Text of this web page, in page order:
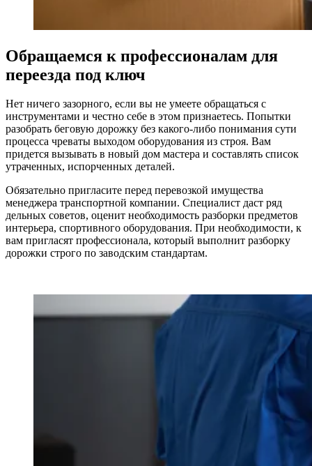
Обращаемся к профессионалам для
переезда под ключ
Нет ничего зазорного, если вы не умеете обращаться с
инструментами и честно себе в этом признаетесь. Попытки
разобрать беговую дорожку без какого-либо понимания сути
процесса чреваты выходом оборудования из строя. Вам
придется вызывать в новый дом мастера и составлять список
утраченных, испорченных деталей.
Обязательно пригласите перед перевозкой имущества
менеджера транспортной компании. Специалист даст ряд
дельных советов, оценит необходимость разборки предметов
интерьера, спортивного оборудования. При необходимости, к
вам пригласят профессионала, который выполнит разборку
дорожки строго по заводским стандартам.